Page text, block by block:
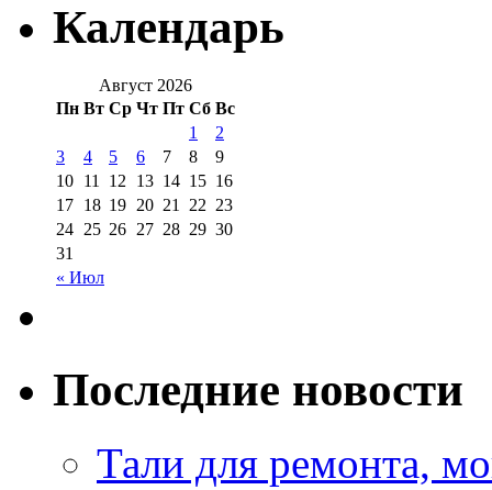
Календарь
Август 2026
Пн Вт Ср Чт Пт Сб Вс
« Июл
1
2
3
4 5 6 7 8
9
10 11 12 13 14 15 16
17 18 19 20 21 22 23
24 25 26 27 28 29 30
31
Последние новости
Тали для ремонта,